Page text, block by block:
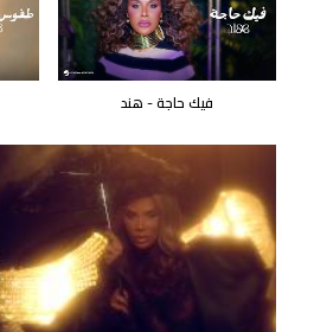
فيك حاجة - هند